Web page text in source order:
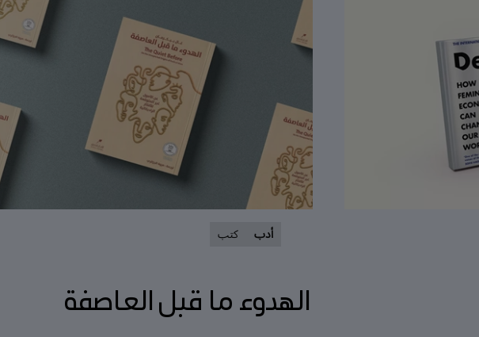
أدب كتب
الهدوء ما قبل العاصفة